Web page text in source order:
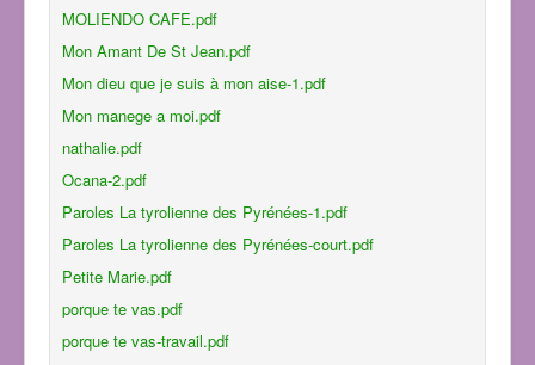
MOLIENDO CAFE.pdf
Mon Amant De St Jean.pdf
Mon dieu que je suis à mon aise-1.pdf
Mon manege a moi.pdf
nathalie.pdf
Ocana-2.pdf
Paroles La tyrolienne des Pyrénées-1.pdf
Paroles La tyrolienne des Pyrénées-court.pdf
Petite Marie.pdf
porque te vas.pdf
porque te vas-travail.pdf